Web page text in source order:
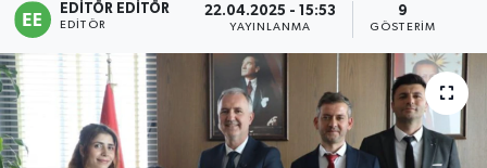
EDITÖR EDITÖR
EDITÖR
22.04.2025 - 15:53
YAYINLANMA
9
GÖSTERIM
Türkiye